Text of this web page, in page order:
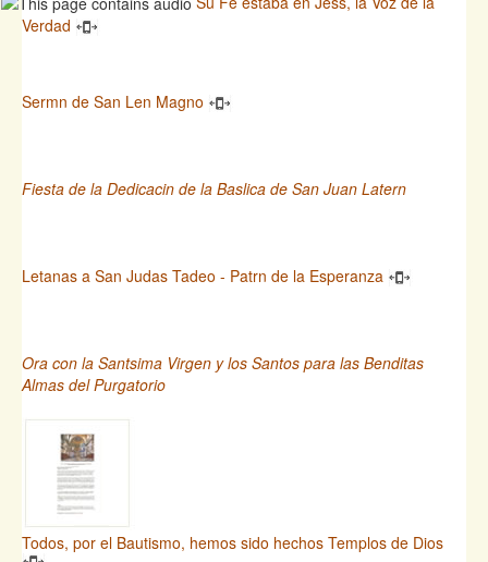
Verdad
Sermn de San Len Magno
Fiesta de la Dedicacin de la Baslica de San Juan Latern
Letanas a San Judas Tadeo - Patrn de la Esperanza
Ora con la Santsima Virgen y los Santos para las Benditas
Almas del Purgatorio
Todos, por el Bautismo, hemos sido hechos Templos de Dios